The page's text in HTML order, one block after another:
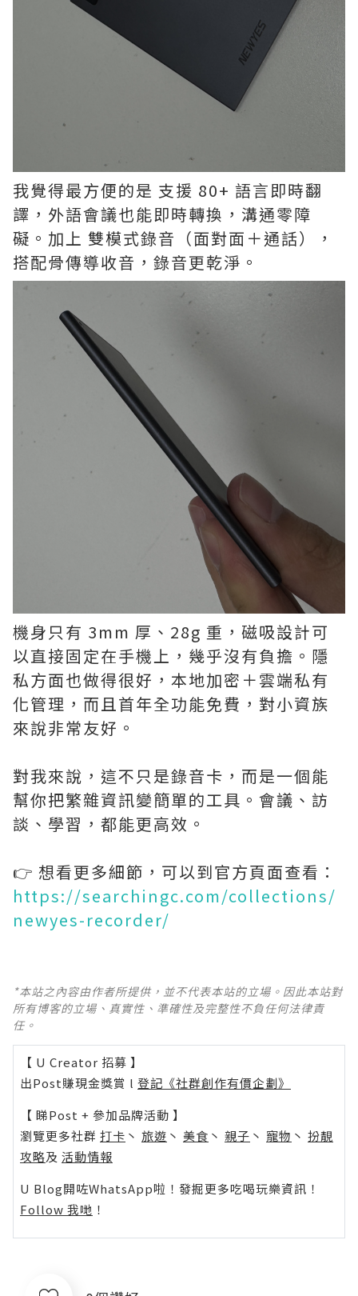
我覺得最方便的是 支援 80+ 語言即時翻
譯，外語會議也能即時轉換，溝通零障
礙。加上 雙模式錄音（面對面＋通話），
搭配骨傳導收音，錄音更乾淨。
機身只有 3mm 厚、28g 重，磁吸設計可
以直接固定在手機上，幾乎沒有負擔。隱
私方面也做得很好，本地加密＋雲端私有
化管理，而且首年全功能免費，對小資族
來說非常友好。
對我來說，這不只是錄音卡，而是一個能
幫你把繁雜資訊變簡單的工具。會議、訪
談、學習，都能更高效。
👉 想看更多細節，可以到官方頁面查看：
https://searchingc.com/collections/
newyes-recorder/
*本站之內容由作者所提供，並不代表本站的立場。因此本站對
所有博客的立場、真實性、準確性及完整性不負任何法律責
任。
【 U Creator 招募 】
出Post賺現金獎賞 l 登記《社群創作有價企劃》
【 睇Post + 參加品牌活動 】
瀏覽更多社群 打卡 丶 旅遊 丶 美食 丶 親子 丶 寵物 丶 扮靚
攻略及 活動情報
U Blog開咗WhatsApp啦！發掘更多吃喝玩樂資訊！
Follow 我哋 ！